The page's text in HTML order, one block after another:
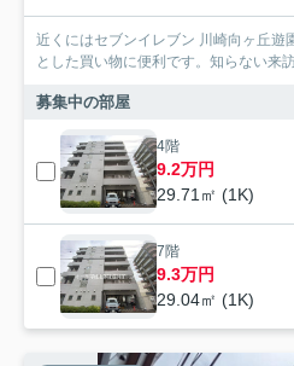
近くにはセブンイレブン 川崎向ヶ丘遊
とした買い物に便利です。知らない来
募集中の部屋
4階
9.2万円
29.71㎡ (1K)
7階
9.3万円
29.04㎡ (1K)